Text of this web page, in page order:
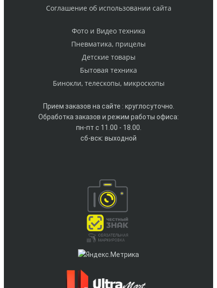
Cоглашение об использовании сайта
Фото и Видео техника
Пневматика, прицелы
Детские товары
Бытовая техника
Бинокли, телескопы, микроскопы
Прием заказов на сайте : круглосуточно.
Обработка заказов и режим работы офиса:
пн-пт с 11.00 - 18.00.
сб-вск: выходной